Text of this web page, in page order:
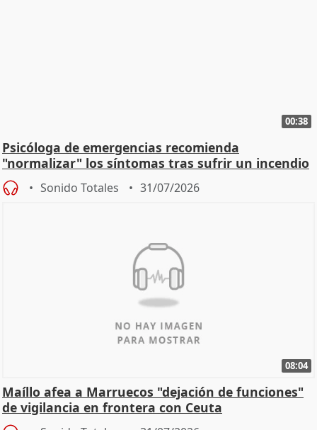
00:38
Psicóloga de emergencias recomienda
"normalizar" los síntomas tras sufrir un incendio
Sonido Totales 31/07/2026
08:04
Maíllo afea a Marruecos "dejación de funciones"
de vigilancia en frontera con Ceuta